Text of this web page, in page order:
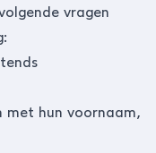
vragen
met hun voornaam,